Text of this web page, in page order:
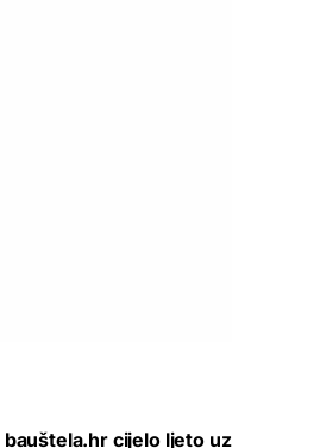
cijelo ljeto uz